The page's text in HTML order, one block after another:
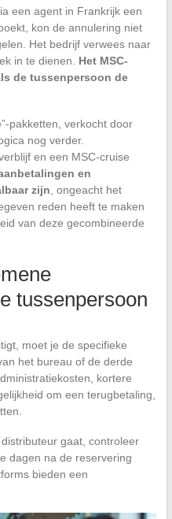
een agent in Frankrijk een
kon de annulering niet
Het bedrijf verwees naar
in te dienen. Het MSC-
de tussenpersoon de
pakketten, verkocht door
nog verder.
en een MSC-cruise
en
zijn , ongeacht het
reden heeft te maken
van deze gecombineerde
tussenpersoon
moet je de specifieke
het bureau of de derde
kortere
om een terugbetaling,
gaat, controleer
dagen na de reservering
bieden een